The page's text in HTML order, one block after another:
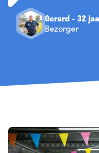
Gerard - 32
Bezorger